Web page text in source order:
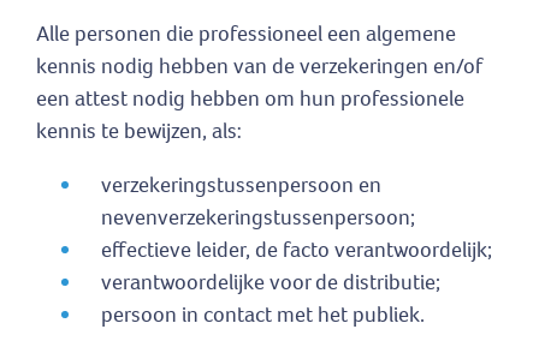
Alle personen die professioneel een algemene
kennis nodig hebben van de verzekeringen en/of
een attest nodig hebben om hun professionele
kennis te bewijzen, als:
verzekeringstussenpersoon en
nevenverzekeringstussenpersoon;
effectieve leider, de facto verantwoordelijk;
verantwoordelijke voor de distributie;
persoon in contact met het publiek.